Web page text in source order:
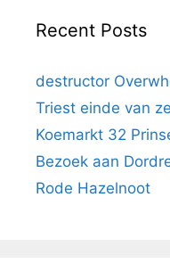
Recent Posts
destructor
Triest einde van
Koemarkt 32
Bezoek aan
Rode Hazelnoot